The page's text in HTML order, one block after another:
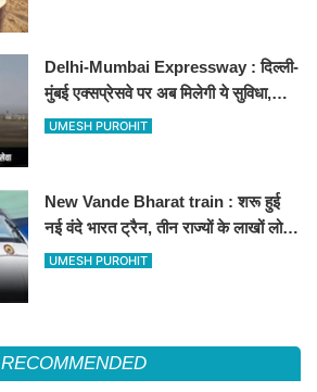
Delhi-Mumbai Expressway : दिल्ली-
मुंबई एक्सप्रेसवे पर अब मिलेगी ये सुविधा,
हेलीकॉप्टर सर्विस से तुरंत घायल पहुंचेगा
UMESH PUROHIT
New Vande Bharat train : शरू हुई
नई वंदे भारत ट्रैन, तीन राज्यों के लाखों लोगों
का सफर होगा आसान, देखें पूरा रूटमैप
UMESH PUROHIT
RECOMMENDED